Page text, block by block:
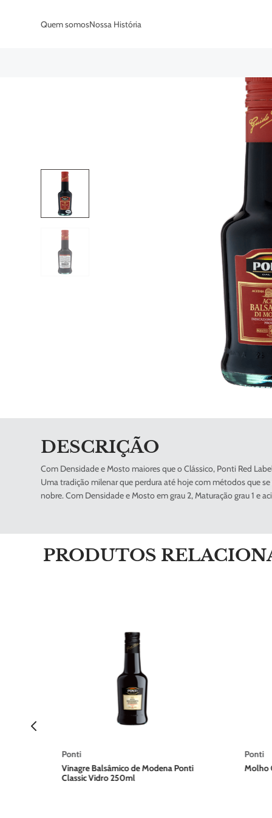
Quem somosNossa História
DESCRIÇÃO
Com Densidade e Mosto maiores que o Clássico, Ponti Red
Uma tradição milenar que perdura até hoje com métodos que
nobre. Com Densidade e Mosto em grau 2, Maturação grau 1 e
PRODUTOS
Ponti
Vinagre Balsâmico de Modena Ponti
Classic Vidro 250ml
Ponti
Molho